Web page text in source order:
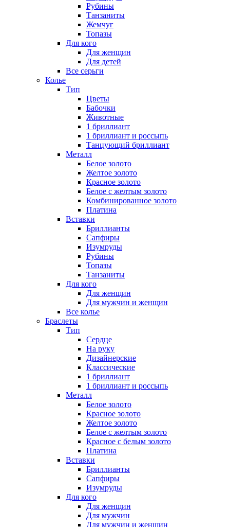
Рубины
Танзаниты
Жемчуг
Топазы
Для кого
Для женщин
Для детей
Все серьги
Колье
Тип
Цветы
Бабочки
Животные
1 бриллиант
1 бриллиант и россыпь
Танцующий бриллиант
Металл
Белое золото
Желтое золото
Красное золото
Белое с желтым золото
Комбинированное золото
Платина
Вставки
Бриллианты
Сапфиры
Изумруды
Рубины
Топазы
Танзаниты
Для кого
Для женщин
Для мужчин и женщин
Все колье
Браслеты
Тип
Сердце
На руку
Дизайнерские
Классические
1 бриллиант
1 бриллиант и россыпь
Металл
Белое золото
Красное золото
Желтое золото
Белое с желтым золото
Красное с белым золото
Платина
Вставки
Бриллианты
Сапфиры
Изумруды
Для кого
Для женщин
Для мужчин
Для мужчин и женщин